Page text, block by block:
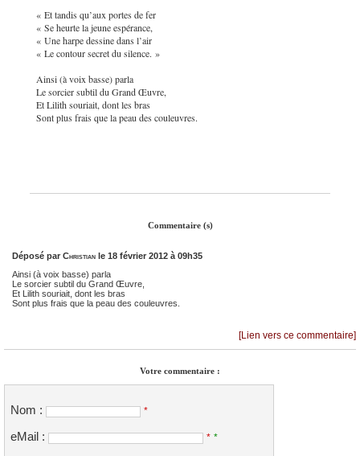
« Et tandis qu’aux portes de fer
« Se heurte la jeune espérance,
« Une harpe dessine dans l’air
« Le contour secret du silence. »
Ainsi (à voix basse) parla
Le sorcier subtil du Grand Œuvre,
Et Lilith souriait, dont les bras
Sont plus frais que la peau des couleuvres.
Commentaire (s)
Déposé par Christian le 18 février 2012 à 09h35
Ainsi (à voix basse) parla
Le sorcier subtil du Grand Œuvre,
Et Lilith souriait, dont les bras
Sont plus frais que la peau des couleuvres.
[Lien vers ce commentaire]
Votre commentaire :
Nom : *
eMail : * *